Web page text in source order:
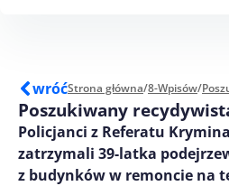
wróćStrona główna/8-Wpisów/
Poszukiwany
Policjanci z Referatu
zatrzymali 39-latka
z budynków w remoncie na